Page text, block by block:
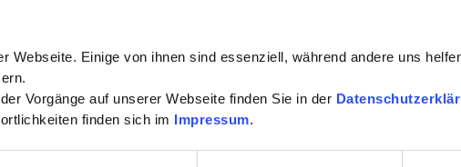
Webseite. Einige von ihnen sind essenziell, während andere uns
Vorgänge auf unserer Webseite finden Sie in der
finden sich im Impressum.
und Hypertensiologie und steht zusammen mit ihren
Patienten nach modernsten medizinischen Erkenntnissen zur
vertrauensvoller Atmosphäre in den Mittelpunkt der ärztlichen